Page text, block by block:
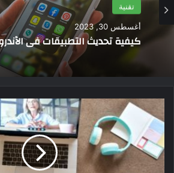
تقنية
أغسطس 10, 2023
طريقة نقل البيانات من اندرويد الى
ح
م
ل